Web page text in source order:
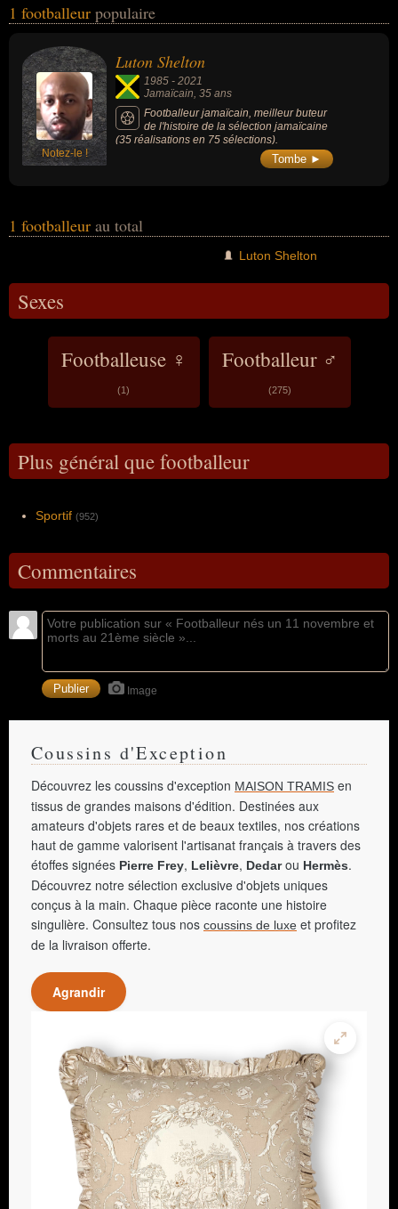
masculin) peuvent avoir des liens variés dans les domaines du
également avoir été sportif. En ce qui concerne leurs nationalités
au moment de leurs morts, ils peuvent avoir été jamaïcain par
exemple.
1 footballeur populaire
Notez-le !
Luton Shelton
1985 - 2021
Jamaïcain, 35 ans
Footballeur jamaïcain, meilleur buteur
de l'histoire de la sélection jamaïcaine
(35 réalisations en 75 sélections).
Tombe ►
1 footballeur au total
Luton Shelton
Sexes
Footballeuse ♀
(1)
Footballeur ♂
(275)
Plus général que footballeur
Sportif (952)
Commentaires
Image
Coussins d'Exception
Découvrez les coussins d'exception MAISON TRAMIS en
tissus de grandes maisons d'édition. Destinées aux
amateurs d'objets rares et de beaux textiles, nos créations
haut de gamme valorisent l'artisanat français à travers des
étoffes signées Pierre Frey, Lelièvre, Dedarou Hermès.
Découvrez notre sélection exclusive d'objets uniques
conçus à la main. Chaque pièce raconte une histoire
singulière. Consultez tous nos coussins de luxe et profitez
de la livraison offerte.
Agrandir